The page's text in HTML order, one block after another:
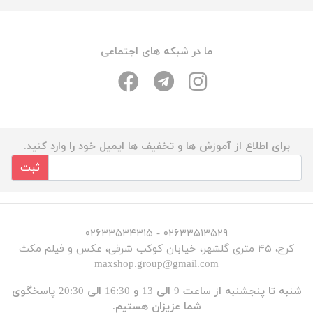
ما در شبکه های اجتماعی
برای اطلاع از آموزش ها و تخفیف ها ایمیل خود را وارد کنید.
ثبت
۰۲۶۳۳۵۱۳۵۲۹ - ۰۲۶۳۳۵۳۴۳۱۵
کرج، ۴۵ متری گلشهر، خیابان کوکب شرقی، عکس و فیلم مکث
maxshop.group@gmail.com
شنبه تا پنجشنبه از ساعت 9 الی 13 و 16:30 الی 20:30 پاسخگوی
شما عزیزان هستیم.